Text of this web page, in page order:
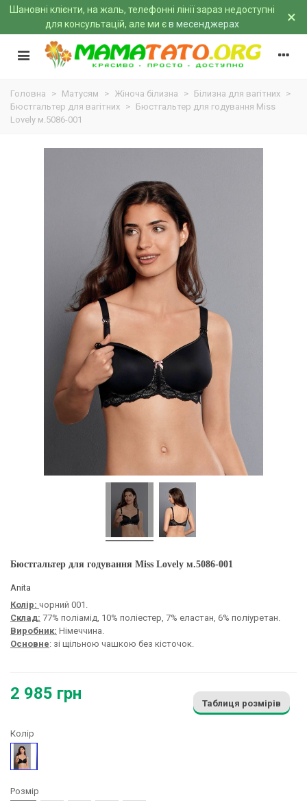
Шановні клієнти, на жаль, телефонні лінії зараз недоступні
для консультацій, але ми єв месенджерах ×
Головна > Матусям > Жіноча білизна > Білизна для вагітних >
Бюстгальтер для вагітних > Бюстгальтер для годування Miss
Lovely м.5086-001
Бюстгальтер для годування Miss Lovely м.5086-001
Anita
Колір: чорний 001.
Склад: 77% поліамід, 10% поліестер, 7% еластан, 6% поліуретан.
Виробник: Німеччина.
Основне: зі щільною чашкою без кісточок.
2 985 грн
Таблиця розмірів
Колір
Чорний
Розмір